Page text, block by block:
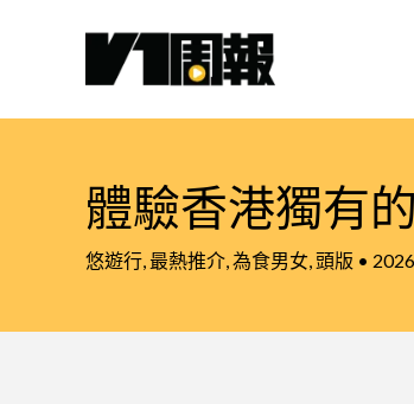
體驗香港獨有
悠遊行 最熱推介 為食男女 頭版 •